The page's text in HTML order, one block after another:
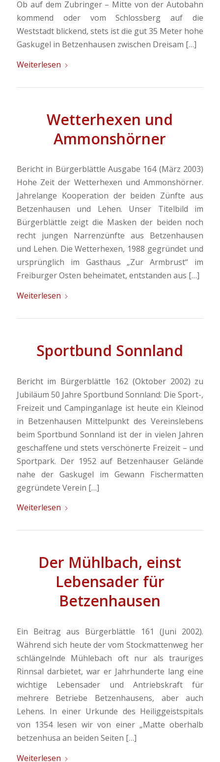
Ob auf dem Zubringer – Mitte von der Autobahn
kommend oder vom Schlossberg auf die
Weststadt blickend, stets ist die gut 35 Meter hohe
Gaskugel in Betzenhausen zwischen Dreisam […]
Weiterlesen
Wetterhexen und
Ammonshörner
Bericht in Bürgerblättle Ausgabe 164 (März 2003)
Hohe Zeit der Wetterhexen und Ammonshörner.
Jahrelange Kooperation der beiden Zünfte aus
Betzenhausen und Lehen. Unser Titelbild im
Bürgerblättle zeigt die Masken der beiden noch
recht jungen Narrenzünfte aus Betzenhausen
und Lehen. Die Wetterhexen, 1988 gegründet und
ursprünglich im Gasthaus „Zur Armbrust“ im
Freiburger Osten beheimatet, entstanden aus […]
Weiterlesen
Sportbund Sonnland
Bericht im Bürgerblättle 162 (Oktober 2002) zu
Jubiläum 50 Jahre Sportbund Sonnland: Die Sport-,
Freizeit und Campinganlage ist heute ein Kleinod
in Betzenhausen Mittelpunkt des Vereinslebens
beim Sportbund Sonnland ist der in vielen Jahren
geschaffene und stets verschönerte Freizeit – und
Sportpark. Der 1952 auf Betzenhauser Gelände
nahe der Gaskugel im Gewann Fischermatten
gegründete Verein […]
Weiterlesen
Der Mühlbach, einst
Lebensader für
Betzenhausen
Ein Beitrag aus Bürgerblättle 161 (Juni 2002).
Während sich heute der vom Stockmattenweg her
schlängelnde Mühlebach oft nur als trauriges
Rinnsal darbietet, war er Jahrhunderte lang eine
wichtige Lebensader und Antriebskraft für
mehrere Betriebe Betzenhausens, aber auch
Lehens. In einer Urkunde des Heiliggeistspitals
von 1354 lesen wir von einer „Matte oberhalb
betzenhusa an beiden Seiten […]
Weiterlesen